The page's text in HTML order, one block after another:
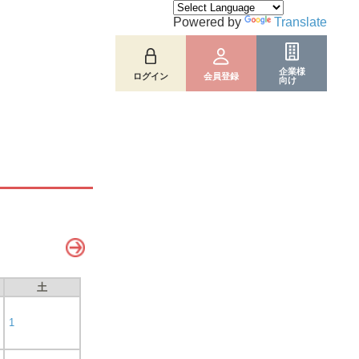
ログイン 会員登録
企業様
向け
Powered by Translate
土
1